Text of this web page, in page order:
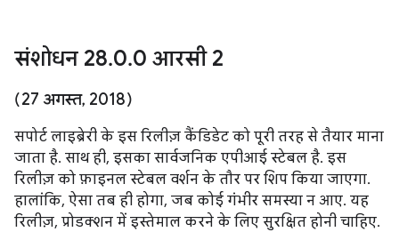
संशोधन 28.0.0 आरसी 2
(27 अगस्त, 2018)
सपोर्ट लाइब्रेरी के इस रिलीज़ कैंडिडेट को पूरी तरह से तैयार माना
जाता है. साथ ही, इसका सार्वजनिक एपीआई स्टेबल है. इस
रिलीज़ को फ़ाइनल स्टेबल वर्शन के तौर पर शिप किया जाएगा.
हालांकि, ऐसा तब ही होगा, जब कोई गंभीर समस्या न आए. यह
रिलीज़, प्रोडक्शन में इस्तेमाल करने के लिए सुरक्षित होनी चाहिए.